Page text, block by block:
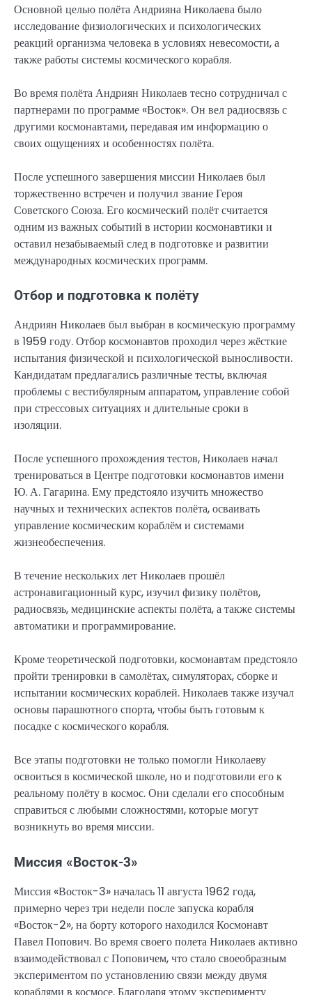
Основной целью полёта Андрияна Николаева было
исследование физиологических и психологических
реакций организма человека в условиях невесомости, а
также работы системы космического корабля.
Во время полёта Андриян Николаев тесно сотрудничал с
партнерами по программе «Восток». Он вел радиосвязь с
другими космонавтами, передавая им информацию о
своих ощущениях и особенностях полёта.
После успешного завершения миссии Николаев был
торжественно встречен и получил звание Героя
Советского Союза. Его космический полёт считается
одним из важных событий в истории космонавтики и
оставил незабываемый след в подготовке и развитии
международных космических программ.
Отбор и подготовка к полёту
Андриян Николаев был выбран в космическую программу
в 1959 году. Отбор космонавтов проходил через жёсткие
испытания физической и психологической выносливости.
Кандидатам предлагались различные тесты, включая
проблемы с вестибулярным аппаратом, управление собой
при стрессовых ситуациях и длительные сроки в
изоляции.
После успешного прохождения тестов, Николаев начал
тренироваться в Центре подготовки космонавтов имени
Ю. А. Гагарина. Ему предстояло изучить множество
научных и технических аспектов полёта, осваивать
управление космическим кораблём и системами
жизнеобеспечения.
В течение нескольких лет Николаев прошёл
астронавигационный курс, изучил физику полётов,
радиосвязь, медицинские аспекты полёта, а также системы
автоматики и программирование.
Кроме теоретической подготовки, космонавтам предстояло
пройти тренировки в самолётах, симуляторах, сборке и
испытании космических кораблей. Николаев также изучал
основы парашютного спорта, чтобы быть готовым к
посадке с космического корабля.
Все этапы подготовки не только помогли Николаеву
освоиться в космической школе, но и подготовили его к
реальному полёту в космос. Они сделали его способным
справиться с любыми сложностями, которые могут
возникнуть во время миссии.
Миссия «Восток-3»
Миссия «Восток-3» началась 11 августа 1962 года,
примерно через три недели после запуска корабля
«Восток-2», на борту которого находился Космонавт
Павел Попович. Во время своего полета Николаев активно
взаимодействовал с Поповичем, что стало своеобразным
экспериментом по установлению связи между двумя
кораблями в космосе. Благодаря этому эксперименту